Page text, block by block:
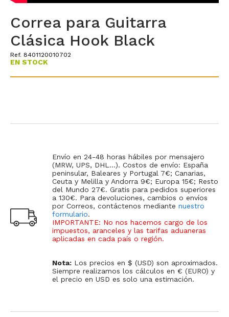
Correa para Guitarra
Clásica Hook Black
Ref. 8401120010702
EN STOCK
Envío en 24-48 horas hábiles por mensajero
(MRW, UPS, DHL...). Costos de envío: España
peninsular, Baleares y Portugal 7€; Canarias,
Ceuta y Melilla y Andorra 9€; Europa 15€; Resto
del Mundo 27€. Gratis para pedidos superiores
a 130€. Para devoluciones, cambios o envíos
por Correos, contáctenos mediante nuestro
formulario.
IMPORTANTE: No nos hacemos cargo de los
impuestos, aranceles y las tarifas aduaneras
aplicadas en cada país o región.
Nota: Los precios en $ (USD) son aproximados.
Siempre realizamos los cálculos en € (EURO) y
el precio en USD es solo una estimación.